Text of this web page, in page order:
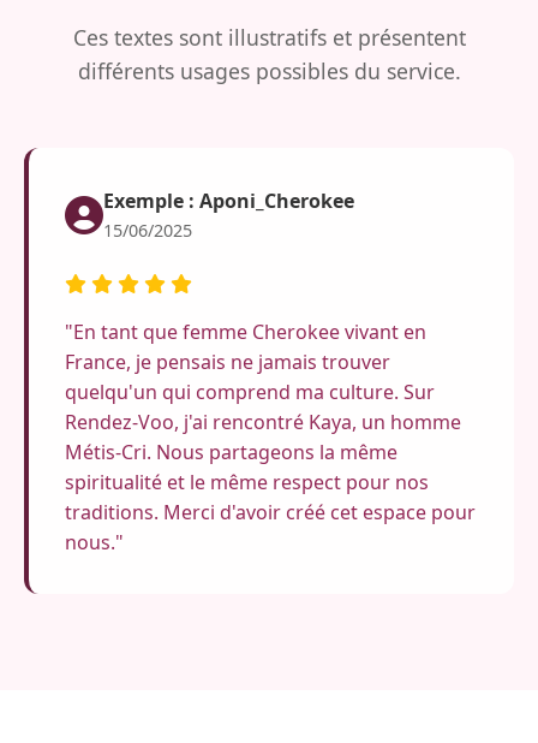
Ces textes sont illustratifs et présentent
différents usages possibles du service.
Exemple : Aponi_Cherokee
15/06/2025
"En tant que femme Cherokee vivant en
France, je pensais ne jamais trouver
quelqu'un qui comprend ma culture. Sur
Rendez-Voo, j'ai rencontré Kaya, un homme
Métis-Cri. Nous partageons la même
spiritualité et le même respect pour nos
traditions. Merci d'avoir créé cet espace pour
nous."